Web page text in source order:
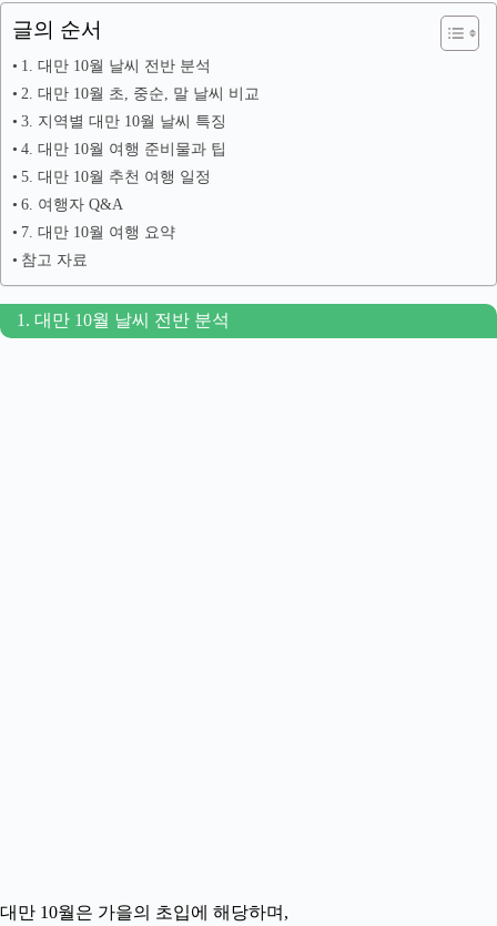
글의 순서
1. 대만 10월 날씨 전반 분석
2. 대만 10월 초, 중순, 말 날씨 비교
3. 지역별 대만 10월 날씨 특징
4. 대만 10월 여행 준비물과 팁
5. 대만 10월 추천 여행 일정
6. 여행자 Q&A
7. 대만 10월 여행 요약
참고 자료
1. 대만 10월 날씨 전반 분석
대만 10월은 가을의 초입에 해당하며,